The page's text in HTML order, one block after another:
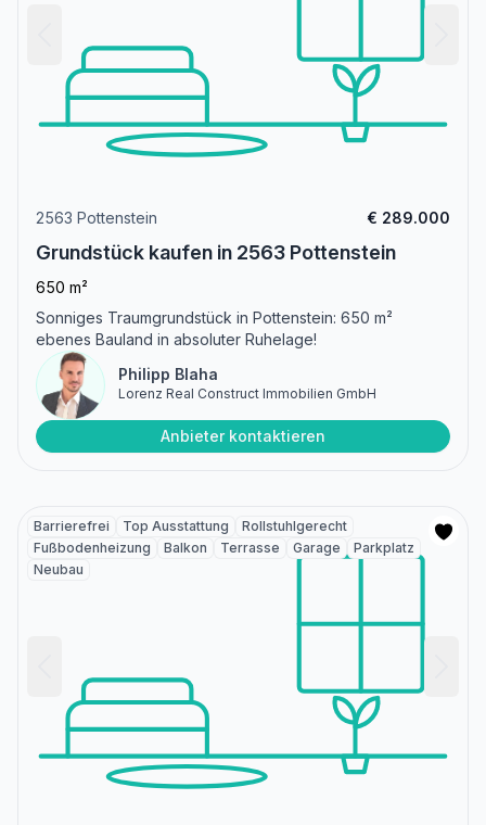
2563 Pottenstein € 289.000
Grundstück kaufen in 2563 Pottenstein
650 m²
Sonniges Traumgrundstück in Pottenstein: 650 m²
ebenes Bauland in absoluter Ruhelage!
Philipp Blaha
Lorenz Real Construct Immobilien GmbH
Anbieter kontaktieren
Barrierefrei Top Ausstattung
Rollstuhlgerecht
Fußbodenheizung
Balkon Terrasse Garage
Parkplatz
Neubau